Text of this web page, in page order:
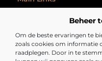
Beheer
Om de beste ervaringen te
zoals cookies om informatie
raadplegen. Door in te
Bericht categorie